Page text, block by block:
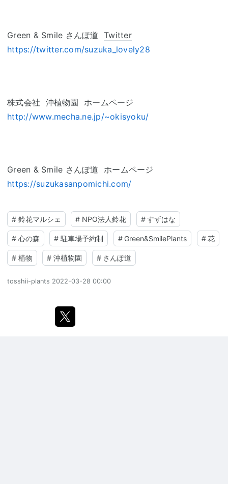
Green & Smile さんぽ道 Twitter
https://twitter.com/suzuka_lovely28
株式会社 沖植物園 ホームページ
http://www.mecha.ne.jp/~okisyoku/
Green & Smile さんぽ道 ホームページ
https://suzukasanpomichi.com/
# 鈴花マルシェ # NPO法人鈴花 # すずはな
# 心の森 # 駐車場予約制 # Green&SmilePlants # 花
# 植物 # 沖植物園 # さんぽ道
tosshii-plants 2022-03-28 00:00